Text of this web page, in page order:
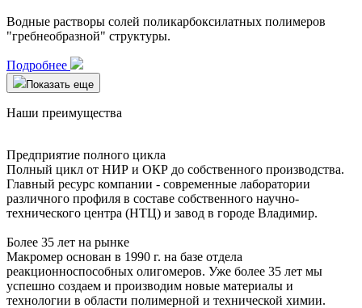
Водные растворы солей поликарбоксилатных полимеров
"гребнеобразной" структуры.
Подробнее
Показать еще
Наши преимущества
Предприятие полного цикла
Полный цикл от НИР и ОКР до собственного производства.
Главный ресурс компании - современные лаборатории
различного профиля в составе собственного научно-
технического центра (НТЦ) и завод в городе Владимир.
Более 35 лет на рынке
Макромер основан в 1990 г. на базе отдела
реакционноспособных олигомеров. Уже более 35 лет мы
успешно создаем и производим новые материалы и
технологии в области полимерной и технической химии.